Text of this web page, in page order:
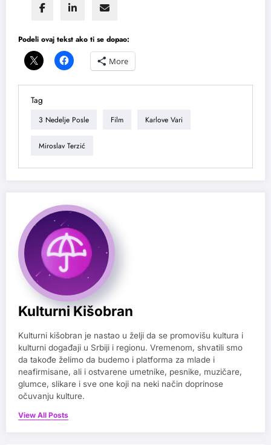
Podeli ovaj tekst ako ti se dopao:
More
Tag
3 Nedelje Posle Film Karlove Vari
Miroslav Terzić
Kulturni Kišobran
Kulturni kišobran je nastao u želji da se promovišu kultura i
kulturni događaji u Srbiji i regionu. Vremenom, shvatili smo
da takođe želimo da budemo i platforma za mlade i
neafirmisane, ali i ostvarene umetnike, pesnike, muzičare,
glumce, slikare i sve one koji na neki način doprinose
očuvanju kulture.
View All Posts